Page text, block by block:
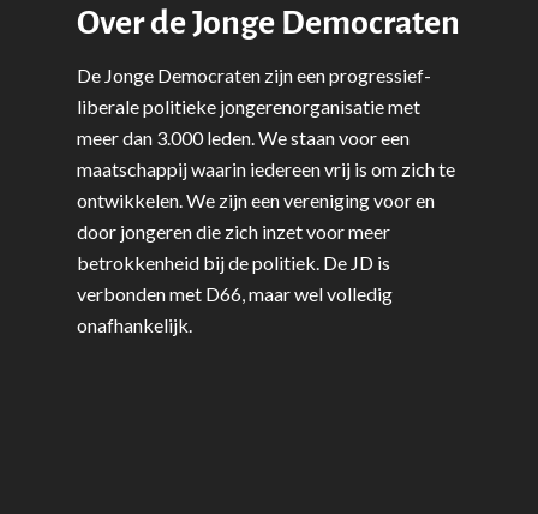
Over de Jonge Democraten
De Jonge Democraten zijn een progressief-
liberale politieke jongerenorganisatie met
meer dan 3.000 leden. We staan voor een
maatschappij waarin iedereen vrij is om zich te
ontwikkelen. We zijn een vereniging voor en
door jongeren die zich inzet voor meer
betrokkenheid bij de politiek. De JD is
verbonden met D66, maar wel volledig
onafhankelijk.